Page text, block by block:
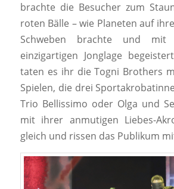
brachte die Besucher zum
roten Bälle – wie Planeten auf
Schweben brachte und mit
einzigartigen Jonglage
taten es ihr die Togni Brothers
Spielen, die drei
Trio Bellissimo oder Olga und
mit ihrer anmutigen Liebes-
gleich und rissen das Publikum